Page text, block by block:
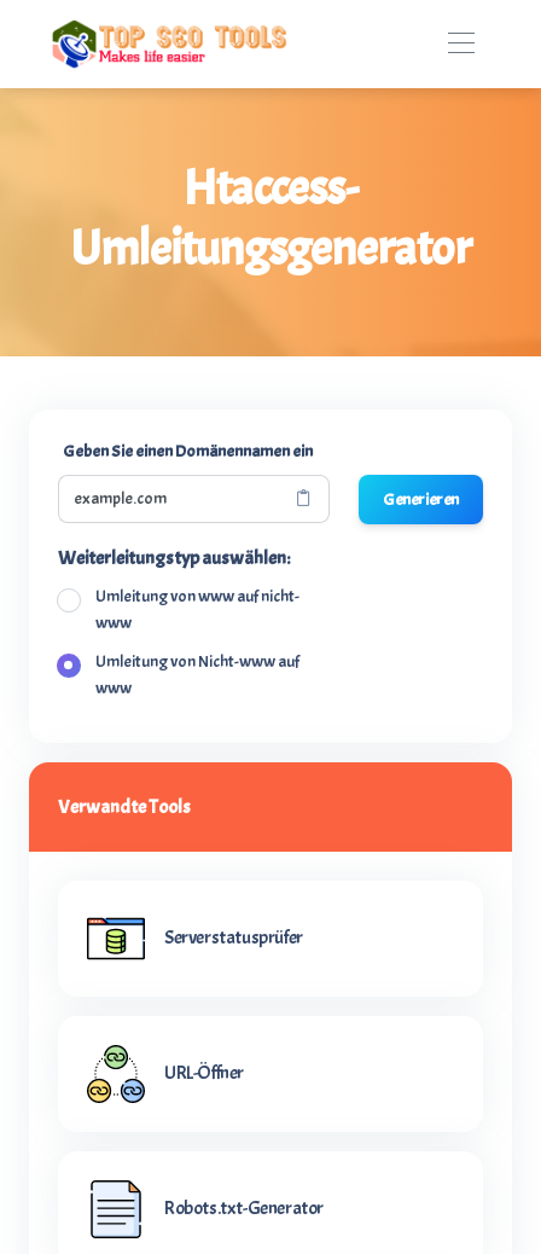
Htaccess-
Umleitungsgenerator
Geben Sie einen Domänennamen ein
Weiterleitungstyp auswählen:
Umleitung von www auf nicht-
www
Umleitung von Nicht-www auf
www
Generieren
Verwandte Tools
Serverstatusprüfer
URL-Öffner
Robots.txt-Generator